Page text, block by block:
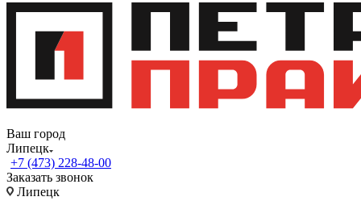
Ваш город
Липецк
+7 (473) 228-48-00
Заказать звонок
Липецк